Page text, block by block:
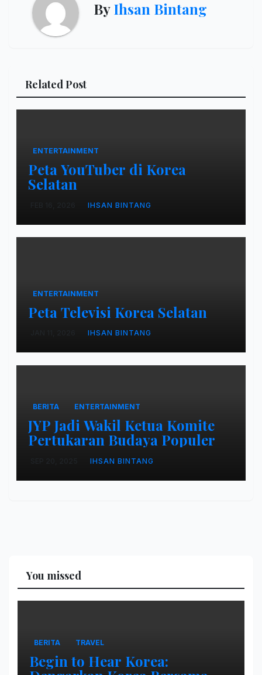
ByIhsan Bintang
Related Post
ENTERTAINMENT
Peta YouTuber di Korea
Selatan
IHSAN BINTANG
ENTERTAINMENT
Peta Televisi Korea Selatan
IHSAN BINTANG
BERITA ENTERTAINMENT
JYP Jadi Wakil Ketua Komite
Pertukaran Budaya Populer
IHSAN BINTANG
You missed
BERITA TRAVEL
Begin to Hear Korea: